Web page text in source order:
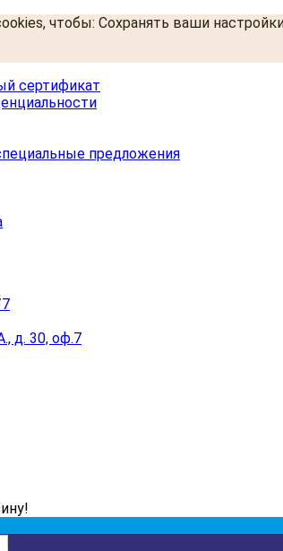
чтобы: Сохранять ваши
сертификат
предложения
д. 30, оф.7